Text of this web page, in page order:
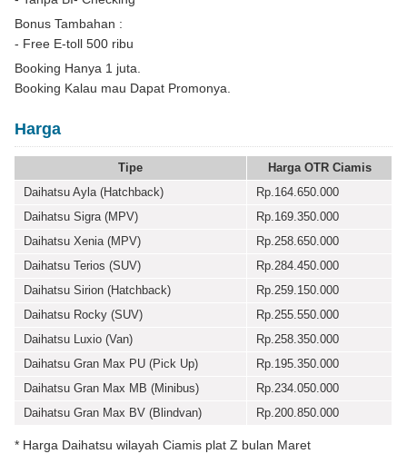
Bonus Tambahan :
- Free E-toll 500 ribu
Booking Hanya 1 juta.
Booking Kalau mau Dapat Promonya.
Harga
Tipe
Harga OTR Ciamis
Daihatsu Ayla (Hatchback)
Rp.164.650.000
Daihatsu Sigra (MPV)
Rp.169.350.000
Daihatsu Xenia (MPV)
Rp.258.650.000
Daihatsu Terios (SUV)
Rp.284.450.000
Daihatsu Sirion (Hatchback)
Rp.259.150.000
Daihatsu Rocky (SUV)
Rp.255.550.000
Daihatsu Luxio (Van)
Rp.258.350.000
Daihatsu Gran Max PU (Pick Up)
Rp.195.350.000
Daihatsu Gran Max MB (Minibus)
Rp.234.050.000
Daihatsu Gran Max BV (Blindvan)
Rp.200.850.000
* Harga Daihatsu wilayah Ciamis plat Z bulan Maret